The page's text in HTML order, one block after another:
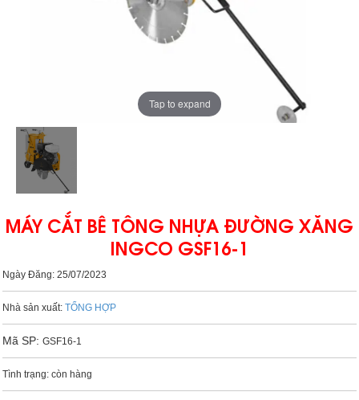
Tap to expand
MÁY CẮT BÊ TÔNG NHỰA ĐƯỜNG XĂNG
INGCO GSF16-1
Ngày Đăng: 25/07/2023
Nhà sản xuất: TỔNG HỢP
Mã SP: GSF16-1
Tình trạng: còn hàng